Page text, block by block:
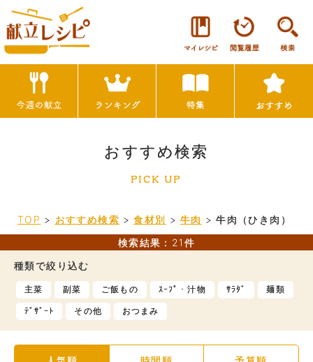
おすすめ検索
PICK UP
TOP > おすすめ検索 > 食材別 > 牛肉 > 牛肉（ひき肉）
検索結果：21件
種類で絞り込む
主菜 副菜 ご飯もの ｽｰﾌﾟ・汁物 ｻﾗﾀﾞ 麺類
ﾃﾞｻﾞｰﾄ その他 おつまみ